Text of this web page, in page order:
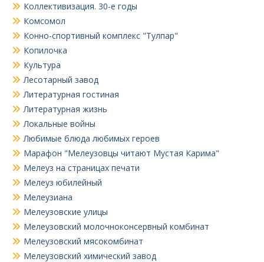
Коллективизация. 30-е годы
Комсомол
Конно-спортивный комплекс "Тулпар"
Копилочка
Культура
Лесотарный завод
Литературная гостиная
Литературная жизнь
Локальные войны
Любимые блюда любимых героев
Марафон "Мелеузовцы читают Мустая Карима"
Мелеуз на страницах печати
Мелеуз юбилейный
Мелеузиана
Мелеузовские улицы
Мелеузовский молочноконсервный комбинат
Мелеузовский мясокомбинат
Мелеузовский химический завод